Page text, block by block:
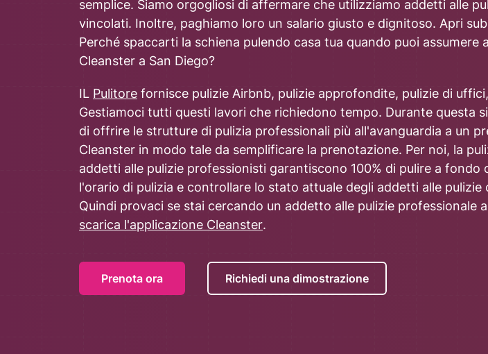
semplice. Siamo orgogliosi di affermare che utilizziamo addetti alle
vincolati. Inoltre, paghiamo loro un salario giusto e dignitoso. Apri
Perché spaccarti la schiena pulendo casa tua quando puoi
Cleanster a San Diego?
IL Pulitore fornisce pulizie Airbnb, pulizie approfondite, pulizie di
Gestiamoci tutti questi lavori che richiedono tempo. Durante questa
di offrire le strutture di pulizia professionali più all'avanguardia a un
Cleanster in modo tale da semplificare la prenotazione. Per noi, la
addetti alle pulizie professionisti garantiscono 100% di pulire a
l'orario di pulizia e controllare lo stato attuale degli addetti alle
Quindi provaci se stai cercando un addetto alle pulizie professionale
scarica l'applicazione Cleanster.
Prenota ora Richiedi una dimostrazione